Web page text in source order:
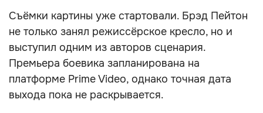
Съёмки картины уже стартовали. Брэд Пейтон
не только занял режиссёрское кресло, но и
выступил одним из авторов сценария.
Премьера боевика запланирована на
платформе Prime Video, однако точная дата
выхода пока не раскрывается.